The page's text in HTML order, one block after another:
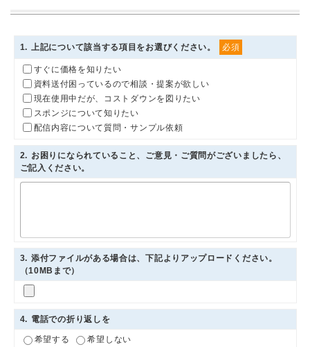
1. 上記について該当する項目をお選びください。 必須
すぐに価格を知りたい
資料送付困っているので相談・提案が欲しい
現在使用中だが、コストダウンを図りたい
スポンジについて知りたい
配信内容について質問・サンプル依頼
2. お困りになられていること、ご意見・ご質問がございましたら、
ご記入ください。
3. 添付ファイルがある場合は、下記よりアップロードください。
（10MBまで）
4. 電話での折り返しを
希望する 希望しない